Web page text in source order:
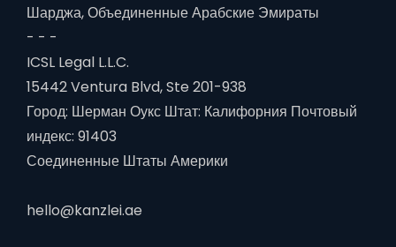
Шарджа, Объединенные Арабские Эмираты
- - -
ICSL Legal L.L.C.
15442 Ventura Blvd, Ste 201-938
Город: Шерман Оукс Штат: Калифорния Почтовый
индекс: 91403
Соединенные Штаты Америки
hello@kanzlei.ae